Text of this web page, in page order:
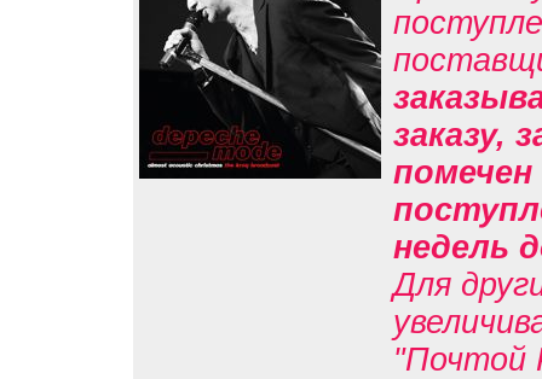
заказу,
помечен
недель
Для
"Почтой